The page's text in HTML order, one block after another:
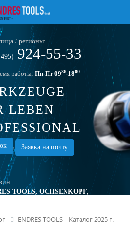
/ регионы:
924-55-33
работы: Пн-Пт 0930-1800
LEBEN
Заявка на почту
TOOLS, OCHSENKOPF,
ENDRES TOOLS – Каталог 2025 г.